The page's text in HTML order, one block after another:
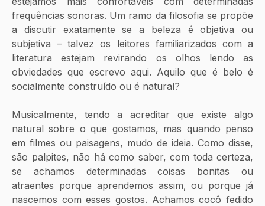
frequências sonoras. Um ramo da filosofia se propõe
a discutir exatamente se a beleza é objetiva ou
subjetiva – talvez os leitores familiarizados com a
literatura estejam revirando os olhos lendo as
obviedades que escrevo aqui. Aquilo que é belo é
socialmente construído ou é natural?
Musicalmente, tendo a acreditar que existe algo
natural sobre o que gostamos, mas quando penso
em filmes ou paisagens, mudo de ideia. Como disse,
são palpites, não há como saber, com toda certeza,
se achamos determinadas coisas bonitas ou
atraentes porque aprendemos assim, ou porque já
nascemos com esses gostos. Achamos cocô fedido